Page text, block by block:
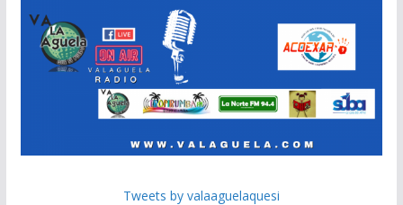
Tweets by valaaguelaquesi